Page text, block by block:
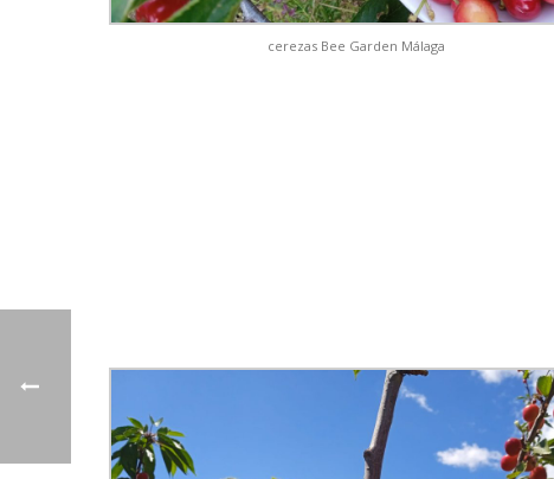
cerezas Bee Garden Málaga